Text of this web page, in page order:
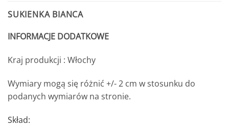
SUKIENKA BIANCA
INFORMACJE DODATKOWE
Kraj produkcji : Włochy
Wymiary mogą się różnić +/- 2 cm w stosunku do
podanych wymiarów na stronie.
Skład: